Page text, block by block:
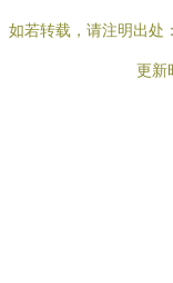
如若转载，请注明出
更新